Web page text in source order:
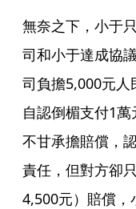
無奈之下，小于
司和小于達成協
司負擔5,000元
自認倒楣支付1
不甘承擔賠償，
責任，但對方卻
4,500元）賠償